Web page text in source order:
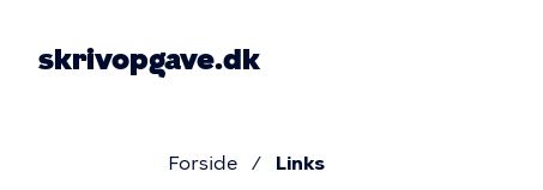
hovedindhold
skrivopgave.dk
Forside Links